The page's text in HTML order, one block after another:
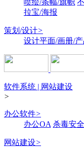
喷绘/条幅/旗帜
拉宝/海报
策划/设计>
设计平面/画册/
软件系统 | 网站建设
>
办公软件>
办公OA 杀毒安全
网站建设>